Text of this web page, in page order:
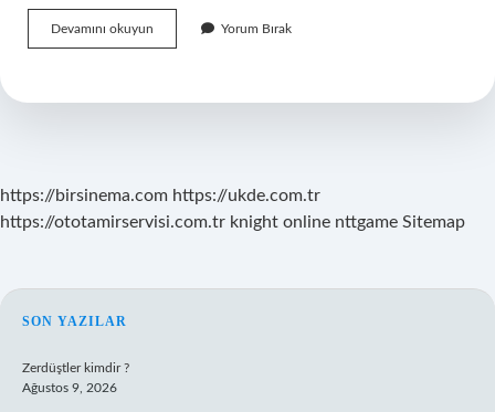
Devamını okuyun
Sonrası
Olmazsa
Yorum Bırak
https://birsinema.com https://ukde.com.tr
https://ototamirservisi.com.tr knight online nttgame Sitemap
SIDEBAR
SON YAZILAR
Zerdüştler kimdir ?
Ağustos 9, 2026